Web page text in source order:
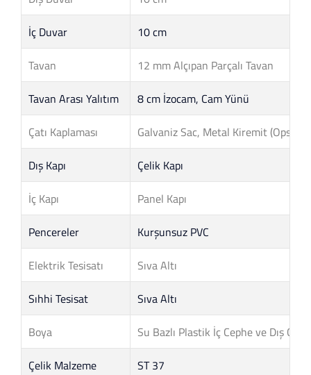
İç Duvar
10 cm
Tavan
12 mm Alçıpan Parçalı Tavan
Tavan Arası Yalıtım
8 cm İzocam, Cam Yünü
Çatı Kaplaması
Galvaniz Sac, Metal Kiremit
Dış Kapı
Çelik Kapı
İç Kapı
Panel Kapı
Pencereler
Kurşunsuz PVC
Elektrik Tesisatı
Sıva Altı
Sıhhi Tesisat
Sıva Altı
Boya
Su Bazlı Plastik İç Cephe ve Dış
Çelik Malzeme
ST 37